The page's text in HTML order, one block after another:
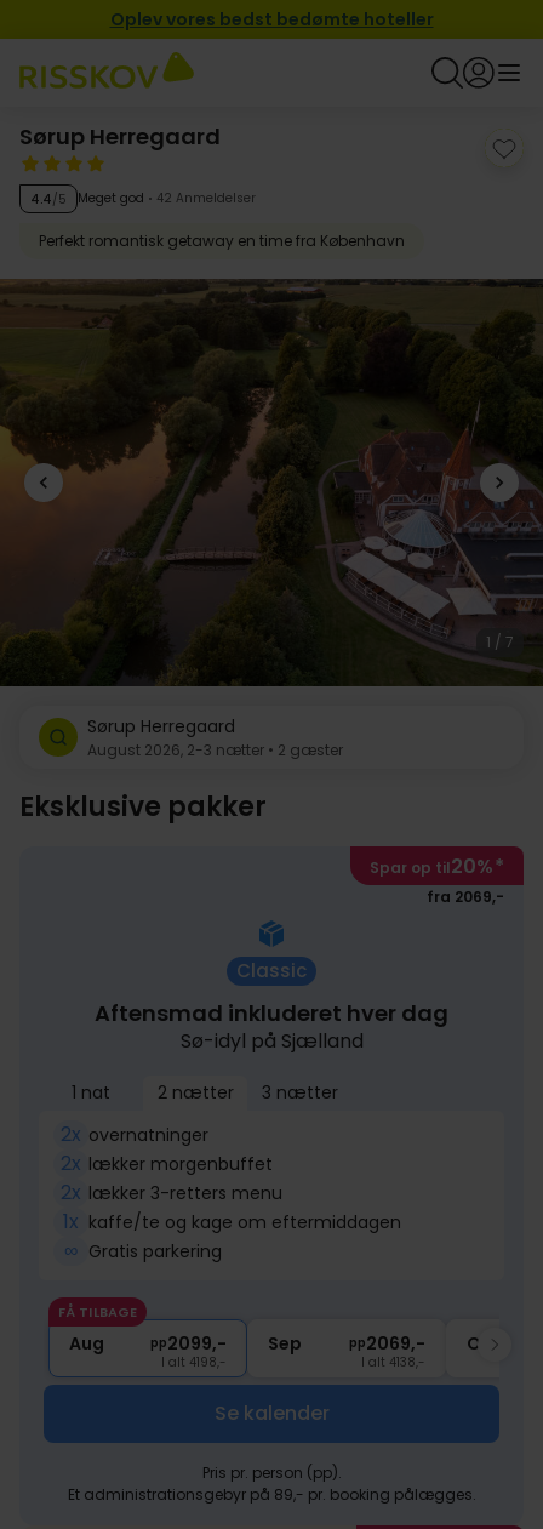
Oplev vores bedst bedømte hoteller
Sørup Herregaard
4.4/5 Meget god 42 Anmeldelser
Perfekt romantisk getaway en time fra København
1 / 7
Sørup Herregaard
August 2026, 2-3 nætter • 2 gæster
Eksklusive pakker
Spar op til20%*
fra 2069,-
Classic
Aftensmad inkluderet hver dag
Sø-idyl på Sjælland
1 nat 2 nætter 3 nætter
2x overnatninger
2x lækker morgenbuffet
2x lækker 3-retters menu
1x kaffe/te og kage om eftermiddagen
∞ Gratis parkering
FÅ TILBAGE
Aug pp2099,-
I alt 4198,-
Sep pp2069,-
I alt 4138,-
Okt
Se kalender
Pris pr. person (pp).
Et administrationsgebyr på 89,- pr. booking pålægges.